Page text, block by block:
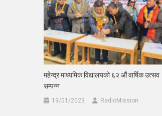
महेन्द्र माध्यमिक विद्यालयको ६२ औं वार्षिक उत्सव
सम्पन्न
19/01/2023 RadioMission